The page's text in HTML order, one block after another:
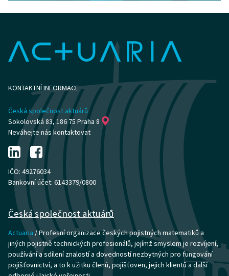
KONTAKTNÍ INFORMACE
Česká společnost aktuárů
Sokolovská 83, 186 75 Praha 8
Neváhejte nás kontaktovat
IČO: 49276034
Bankovní účet: 6143379/0800
Česká společnost aktuárů
Actuaria / Profesní organizace českých pojistných matematiků a
jiných pojistně technických profesionálů, jejímž smyslem je rozvíjení,
používání a sdílení znalostí a dovedností nezbytných pro fungování
pojišťovnictví, a to k užitku členů, pojišťoven, jejich klientů a další